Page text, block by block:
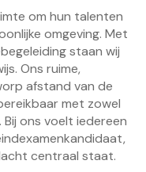
om hun talenten
omgeving. Met
staan wij
Ons ruime,
afstand van de
met zowel
ons voelt iedereen
centraal staat.